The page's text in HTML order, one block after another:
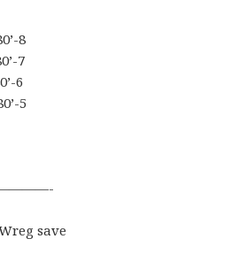
8
7
6
5
save